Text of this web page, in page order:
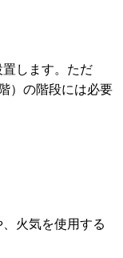
します。ただ
）の階段には必要
火気を使用する